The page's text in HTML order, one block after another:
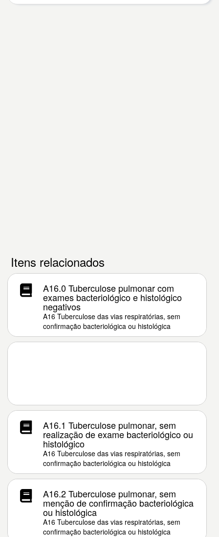
Itens relacionados
A16.0 Tuberculose pulmonar com
exames bacteriológico e histológico
negativos
A16 Tuberculose das vias respiratórias, sem
confirmação bacteriológica ou histológica
A16.1 Tuberculose pulmonar, sem
realização de exame bacteriológico ou
histológico
A16 Tuberculose das vias respiratórias, sem
confirmação bacteriológica ou histológica
A16.2 Tuberculose pulmonar, sem
menção de confirmação bacteriológica
ou histológica
A16 Tuberculose das vias respiratórias, sem
confirmação bacteriológica ou histológica